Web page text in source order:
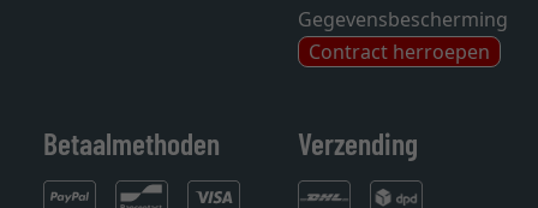
Gegevensbescherming
Contract herroepen
Betaalmethoden Verzending